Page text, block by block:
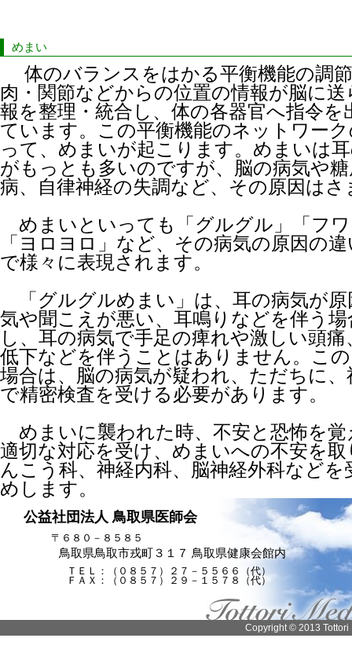
めまい
体のバランスをはかる平衡機能の調
肉・関節などからの位置の情報が脳に
報を整理・統合し、体の各器官へ指令
ています。この平衡機能のネットワー
って、めまいが起こります。めまいは
がもっとも多いのですが、脳の病気や
病、自律神経の失調など、その原因は
めまいといっても「グルグル」「フ
「ヨロヨロ」など、その病気の原因の
で様々に表現されます。
「グルグルめまい」は、耳の病気が原
気や聞こえが悪い、耳鳴りなどを伴う
し、耳の病気で手足の痺れや激しい頭
低下などを伴うことはありません。こ
場合は、脳の病気が疑われ、ただちに
で精密検査を受ける必要があります。
めまいに襲われた時、不安と恐怖を
適切な対応を受け、めまいへの不安を
んこう科、神経内科、脳神経外科など
めします。
公益社団法人 鳥取県医師会
〒６８０－８５８５
鳥取県鳥取市戎町３１７ 鳥取県健康会館内
ＴＥＬ：（０８５７）２７－５５６６（代）
ＦＡＸ：（０８５７）２９－１５７８（代）
Copyright © 2013 Tottori